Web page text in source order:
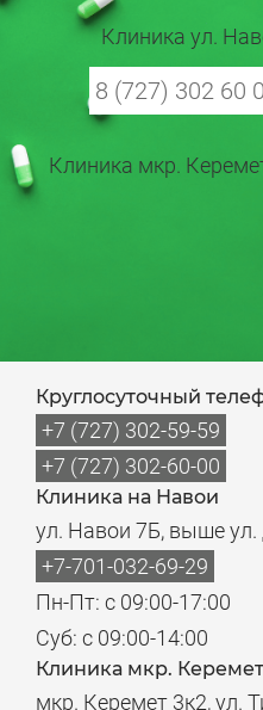
Клиника ул.
8 (727) 302 60
Клиника мкр.
Круглосуточный
+7 (727) 302-59-59
+7 (727) 302-60-00
Клиника на Навои
ул. Навои 7Б, выше
+7-701-032-69-29
Пн-Пт: с 09:00-17:00
Суб: с 09:00-14:00
Клиника мкр. Керемет
мкр. Керемет 3к2, ул.